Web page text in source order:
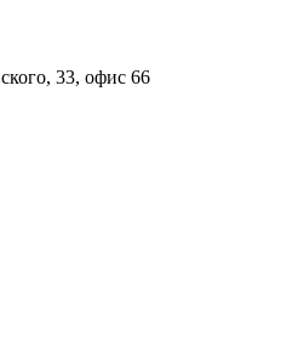
33, офис 66